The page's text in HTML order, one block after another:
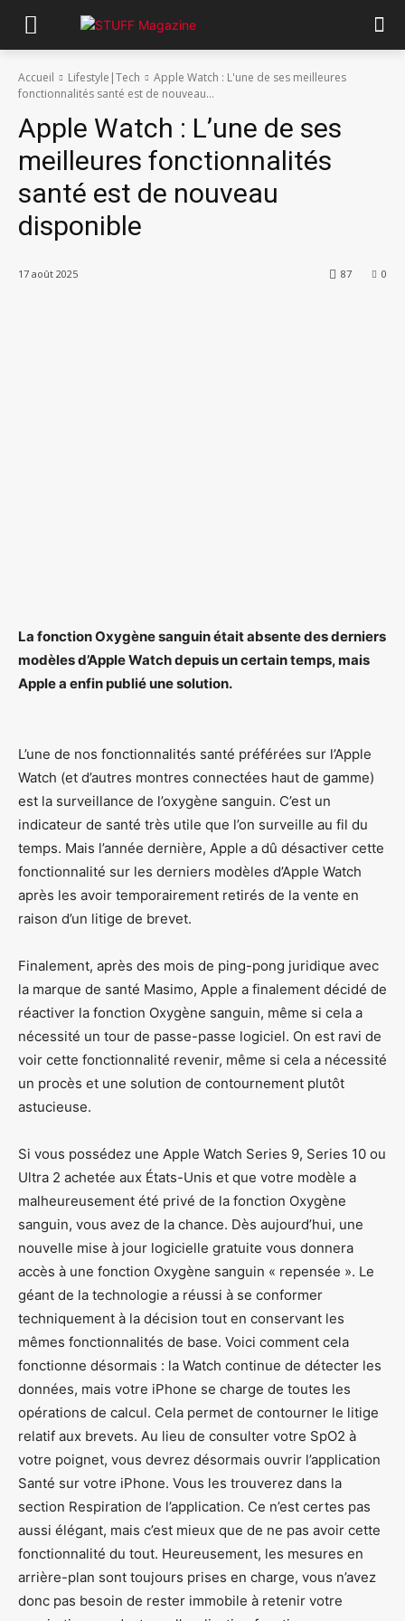
Accueil Lifestyle|Tech
Apple Watch : L'une de ses meilleures
fonctionnalités santé est de nouveau...
Apple Watch : L’une de ses
meilleures fonctionnalités
santé est de nouveau
disponible
17 août 2025 0
87
La fonction Oxygène sanguin était absente des derniers
modèles d’Apple Watch depuis un certain temps, mais
Apple a enfin publié une solution.
L’une de nos fonctionnalités santé préférées sur l’Apple
Watch (et d’autres montres connectées haut de gamme)
est la surveillance de l’oxygène sanguin. C’est un
indicateur de santé très utile que l’on surveille au fil du
temps. Mais l’année dernière, Apple a dû désactiver cette
fonctionnalité sur les derniers modèles d’Apple Watch
après les avoir temporairement retirés de la vente en
raison d’un litige de brevet.
Finalement, après des mois de ping-pong juridique avec
la marque de santé Masimo, Apple a finalement décidé de
réactiver la fonction Oxygène sanguin, même si cela a
nécessité un tour de passe-passe logiciel. On est ravi de
voir cette fonctionnalité revenir, même si cela a nécessité
un procès et une solution de contournement plutôt
astucieuse.
Si vous possédez une Apple Watch Series 9, Series 10 ou
Ultra 2 achetée aux États-Unis et que votre modèle a
malheureusement été privé de la fonction Oxygène
sanguin, vous avez de la chance. Dès aujourd’hui, une
nouvelle mise à jour logicielle gratuite vous donnera
accès à une fonction Oxygène sanguin « repensée ». Le
géant de la technologie a réussi à se conformer
techniquement à la décision tout en conservant les
mêmes fonctionnalités de base. Voici comment cela
fonctionne désormais : la Watch continue de détecter les
données, mais votre iPhone se charge de toutes les
opérations de calcul. Cela permet de contourner le litige
relatif aux brevets. Au lieu de consulter votre SpO2 à
votre poignet, vous devrez désormais ouvrir l’application
Santé sur votre iPhone. Vous les trouverez dans la
section Respiration de l’application. Ce n’est certes pas
aussi élégant, mais c’est mieux que de ne pas avoir cette
fonctionnalité du tout. Heureusement, les mesures en
arrière-plan sont toujours prises en charge, vous n’avez
donc pas besoin de rester immobile à retenir votre